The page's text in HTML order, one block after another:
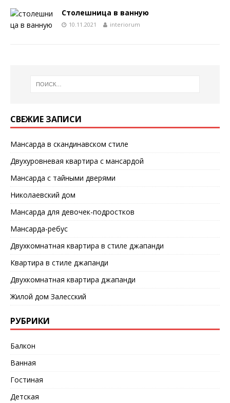
Столешница в ванную
10.11.2021 interiorum
СВЕЖИЕ ЗАПИСИ
Мансарда в скандинавском стиле
Двухуровневая квартира с мансардой
Мансарда с тайными дверями
Николаевский дом
Мансарда для девочек-подростков
Мансарда-ребус
Двухкомнатная квартира в стиле джапанди
Квартира в стиле джапанди
Двухкомнатная квартира джапанди
Жилой дом Залесский
РУБРИКИ
Балкон
Ванная
Гостиная
Детская